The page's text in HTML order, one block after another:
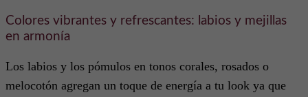
Colores vibrantes y refrescantes: labios y mejillas
en armonía
Los labios y los pómulos en tonos corales, rosados o
melocotón agregan un toque de energía a tu look ya que